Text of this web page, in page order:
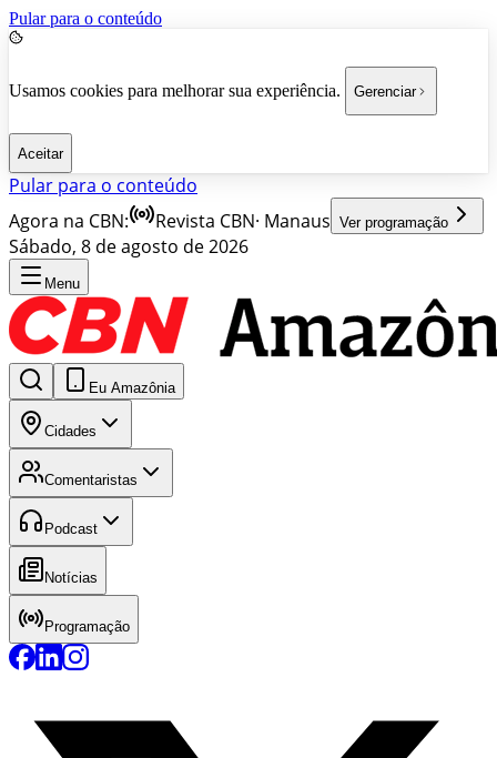
Pular para o conteúdo
Usamos cookies para melhorar sua experiência. Gerenciar
Aceitar
Pular para o conteúdo
Agora na CBN:
Revista CBN· Manaus Ver programação
Sábado, 8 de agosto de 2026
Menu
Eu Amazônia
Cidades
Comentaristas
Podcast
Notícias
Programação